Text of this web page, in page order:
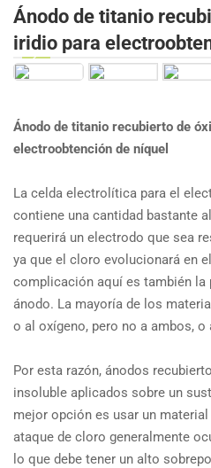
Ánodo de titanio
iridio para
Ánodo de titanio recubierto de
electroobtención de níquel
La celda electrolítica para el
contiene una cantidad bastante
requerirá un electrodo que sea
ya que el cloro evolucionará en
complicación aquí es también la
ánodo. La mayoría de los
o al oxígeno, pero no a ambos, o
Por esta razón, ánodos
insoluble aplicados sobre un
mejor opción es usar un material
ataque de cloro generalmente
lo que debe tener un alto